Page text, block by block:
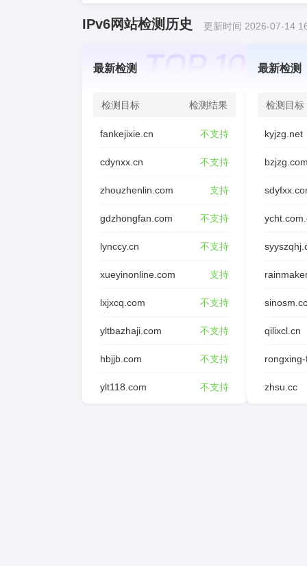
IPv6网站检测历史 更新时间 2026-07-14
最新检测
检测目标 检测结果
fankejixie.cn 不支持
cdynxx.cn 不支持
zhouzhenlin.com 支持
gdzhongfan.com 不支持
lynccy.cn 不支持
xueyinonline.com 支持
lxjxcq.com 不支持
yltbazhaji.com 不支持
hbjjb.com 不支持
ylt118.com 不支持
最新检测
检测目标
kyjzg.net
qilixcl.cn
zhsu.cc